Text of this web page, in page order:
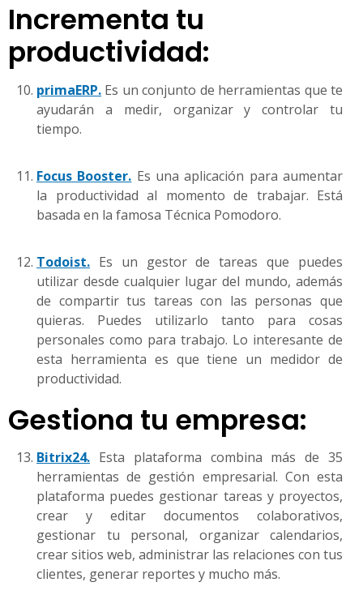
Incrementa tu
productividad:
primaERP. Es un conjunto de herramientas que te
ayudarán a medir, organizar y controlar tu
tiempo.
Focus Booster. Es una aplicación para aumentar
la productividad al momento de trabajar. Está
basada en la famosa Técnica Pomodoro.
Todoist. Es un gestor de tareas que puedes
utilizar desde cualquier lugar del mundo, además
de compartir tus tareas con las personas que
quieras. Puedes utilizarlo tanto para cosas
personales como para trabajo. Lo interesante de
esta herramienta es que tiene un medidor de
productividad.
Gestiona tu empresa:
Bitrix24. Esta plataforma combina más de 35
herramientas de gestión empresarial. Con esta
plataforma puedes gestionar tareas y proyectos,
crear y editar documentos colaborativos,
gestionar tu personal, organizar calendarios,
crear sitios web, administrar las relaciones con tus
clientes, generar reportes y mucho más.